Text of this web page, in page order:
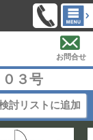
お問合せ
３号
討リストに追加